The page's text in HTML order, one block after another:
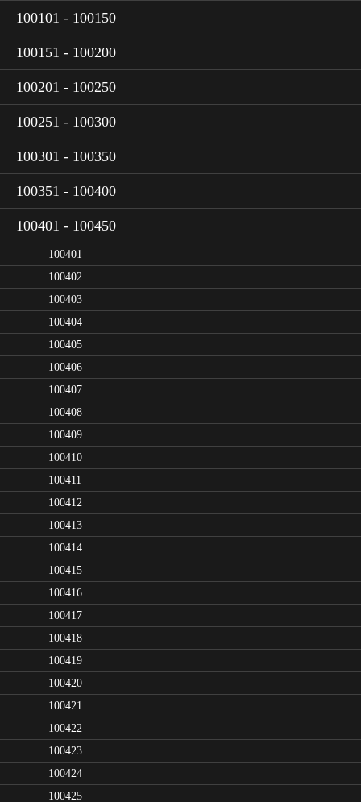
100101 - 100150
100151 - 100200
100201 - 100250
100251 - 100300
100301 - 100350
100351 - 100400
100401 - 100450
100401
100402
100403
100404
100405
100406
100407
100408
100409
100410
100411
100412
100413
100414
100415
100416
100417
100418
100419
100420
100421
100422
100423
100424
100425